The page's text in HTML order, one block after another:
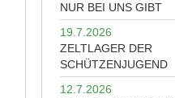
UR BEI UNS GIBT
19.7.2026
ZELTLAGER DER
SCHÜTZENJUGEND
12.7.2026